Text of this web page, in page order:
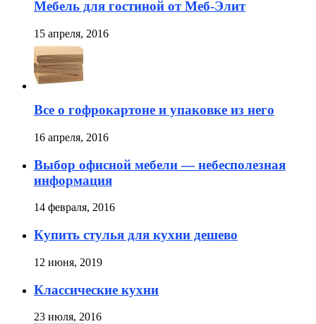
Мебель для гостиной от Меб-Элит
15 апреля, 2016
Все о гофрокартоне и упаковке из него
16 апреля, 2016
Выбор офисной мебели — небесполезная
информация
14 февраля, 2016
Купить стулья для кухни дешево
12 июня, 2019
Классические кухни
23 июля, 2016